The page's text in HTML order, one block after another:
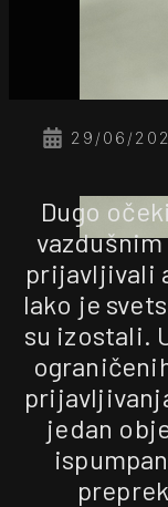
29/06/
Dugo
prijavljivali
Iako je
su izostali.
jedan